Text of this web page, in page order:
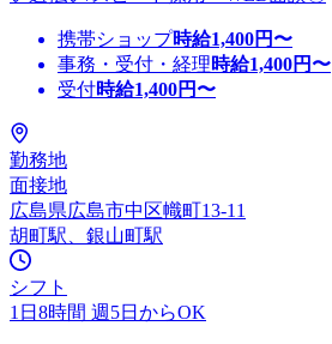
携帯ショップ時給1,400円〜
事務・受付・経理時給1,400円〜
受付時給1,400円〜
勤務地
面接地
広島県広島市中区幟町13-11
胡町駅、銀山町駅
シフト
1日8時間 週5日からOK